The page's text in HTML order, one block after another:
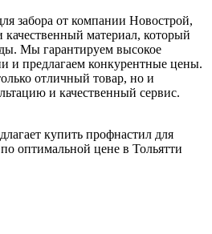
забора от компании Новострой,
материал, который
Мы гарантируем высокое
и предлагаем конкурентные цены.
отличный товар, но и
и качественный сервис.
купить профнастил для
оптимальной цене в Тольятти